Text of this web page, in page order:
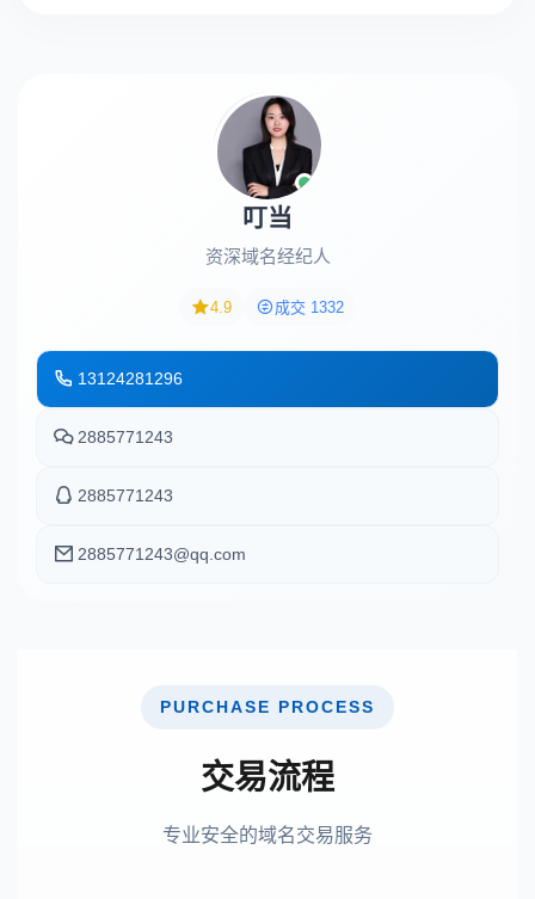
叮当
资深域名经纪人
4.9 成交 1332
13124281296
2885771243
2885771243
2885771243@qq.com
PURCHASE PROCESS
交易流程
专业安全的域名交易服务